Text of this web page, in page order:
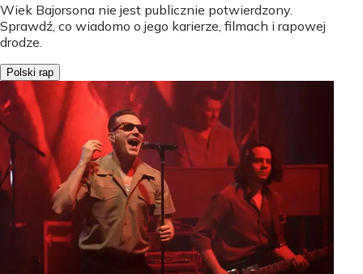
Wiek Bajorsona nie jest publicznie potwierdzony.
Sprawdź, co wiadomo o jego karierze, filmach i rapowej
drodze.
Polski rap